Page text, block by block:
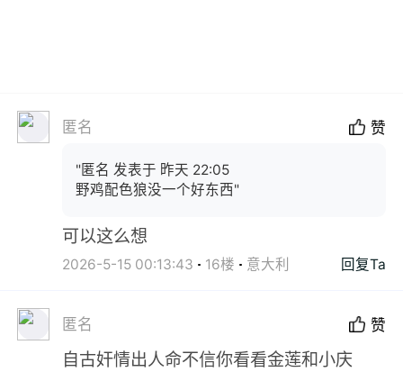
匿名 赞
"匿名 发表于 昨天 22:05
野鸡配色狼没一个好东西"
可以这么想
2026-5-15 00:13:43 16楼 意大利 回复Ta
匿名 赞
自古奸情出人命不信你看看金莲和小庆